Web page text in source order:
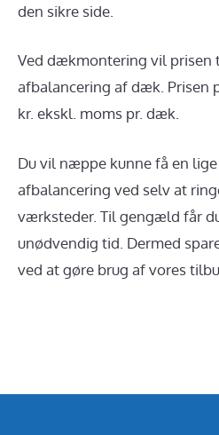
den sikre side.
Ved dækmontering vil prisen
afbalancering af dæk. Prisen
kr. ekskl. moms pr. dæk.
Du vil næppe kunne få en
afbalancering ved selv at
værksteder. Til gengæld får
unødvendig tid. Dermed
ved at gøre brug af vores